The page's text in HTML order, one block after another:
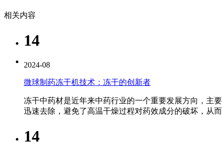
相关内容
14
2024-08
微球制药冻干机技术：冻干的创新者
冻干中药材是近年来中药行业的一个重要发展方向，主
迅速去除，避免了高温干燥过程对药效成分的破坏，
14